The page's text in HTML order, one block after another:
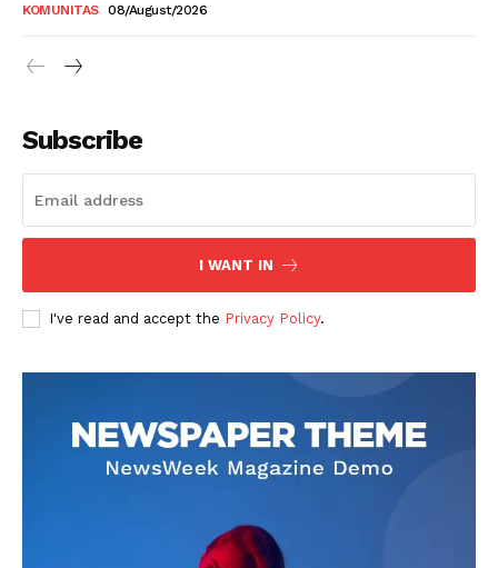
KOMUNITAS 08/August/2026
Subscribe
I WANT IN
I've read and accept the Privacy Policy.